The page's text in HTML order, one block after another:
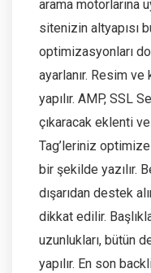
arama motorlarına
sitenizin altyapısı
optimizasyonları
ayarlanır. Resim ve
yapılır. AMP, SSL
çıkaracak eklenti
Tag’leriniz
bir şekilde yazılır.
dışarıdan destek
dikkat edilir.
uzunlukları, bütün
yapılır. En son